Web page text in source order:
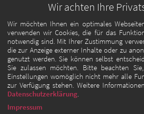
Wir achten Ihre
Wir möchten Ihnen ein optimales
verwenden wir Cookies, die für das
notwendig sind. Mit Ihrer Zustimmung
die zur Anzeige externer Inhalte oder zu
genutzt werden. Sie können selbst
Sie zulassen möchten. Bitte beachten
Einstellungen womöglich nicht mehr alle
zur Verfügung stehen. Weitere
Datenschutzerklärung.
Impressum